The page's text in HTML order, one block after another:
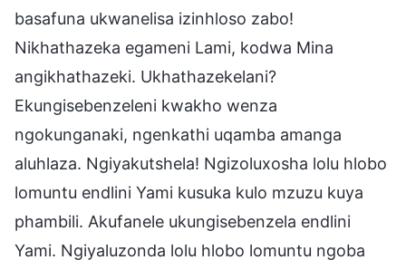
basafuna ukwanelisa izinhloso zabo!
Nikhathazeka egameni Lami, kodwa Mina
angikhathazeki. Ukhathazekelani?
Ekungisebenzeleni kwakho wenza
ngokunganaki, ngenkathi uqamba amanga
aluhlaza. Ngiyakutshela! Ngizoluxosha lolu hlobo
lomuntu endlini Yami kusuka kulo mzuzu kuya
phambili. Akufanele ukungisebenzela endlini
Yami. Ngiyaluzonda lolu hlobo lomuntu ngoba